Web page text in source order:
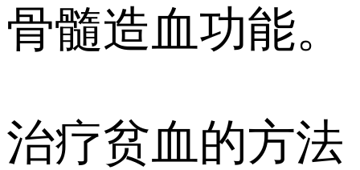
骨髓造血功能。
治疗贫血的方法